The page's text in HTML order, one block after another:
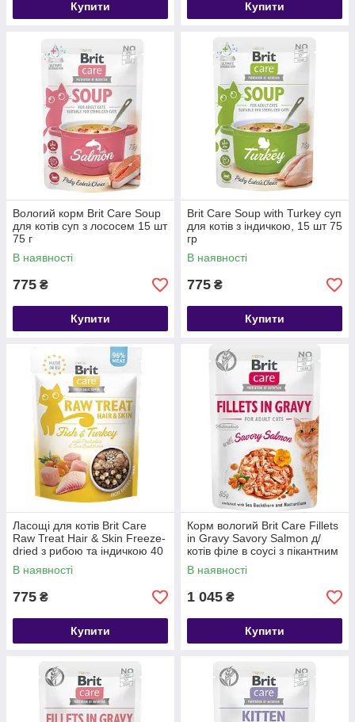
Купити Купити
Вологий корм Brit Care Soup
для котів суп з лососем 15 шт
75 г
В наявності
775 ₴
Купити
Brit Care Soup with Turkey суп
для котів з індичкою, 15 шт 75
гр
В наявності
775 ₴
Купити
Ласощі для котів Brit Care
Raw Treat Hair & Skin Freeze-
dried з рибою та індичкою 40
гВ наявності
775 ₴
Купити
Корм вологий Brit Care Fillets
in Gravy Savory Salmon д/
котів філе в соусі з пікантним
лососем 85 г 24 шт
В наявності
1 045 ₴
Купити